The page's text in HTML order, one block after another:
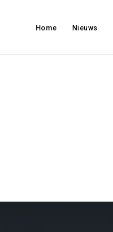
Home Nieuws